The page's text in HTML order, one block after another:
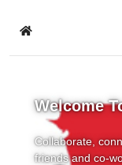
Home
Welcome
Collaborate,
friends and co-